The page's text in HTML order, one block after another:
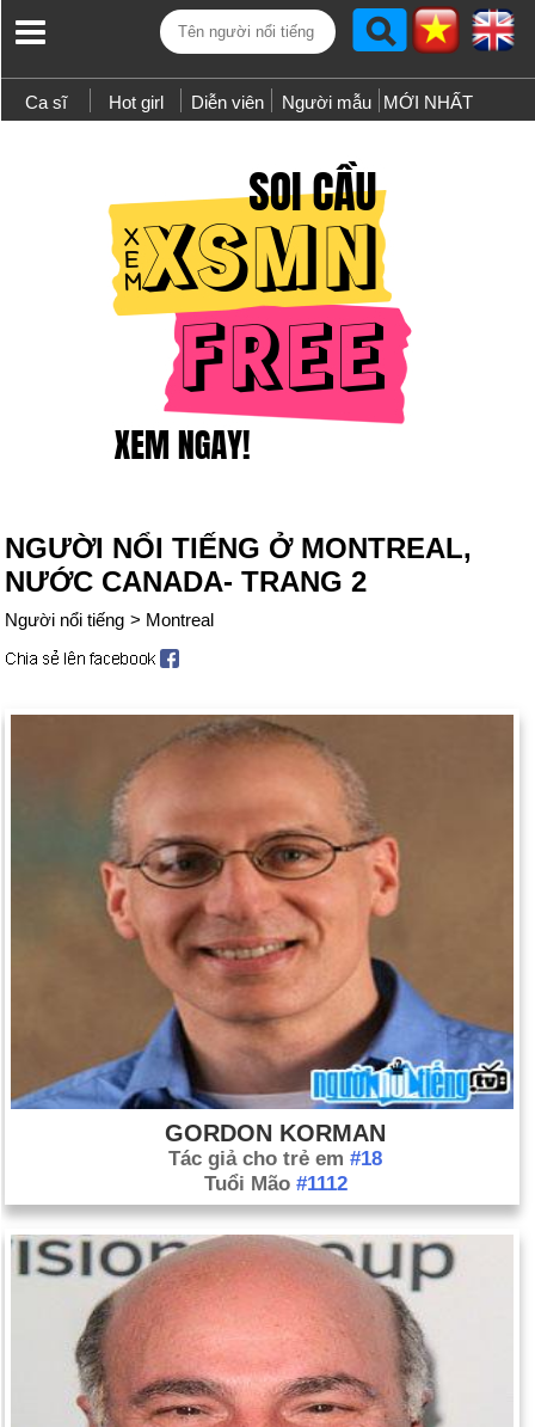
Ca sĩ Hot girl Diễn viên Người mẫu MỚI NHẤT
NGƯỜI NỔI TIẾNG Ở MONTREAL,
NƯỚC CANADA- TRANG 2
Người nổi tiếng > Montreal
GORDON KORMAN
Tác giả cho trẻ em #18
Tuổi Mão #1112